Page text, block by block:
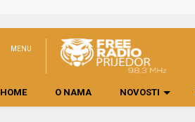
MENU
HOME O NAMA NOVOSTI